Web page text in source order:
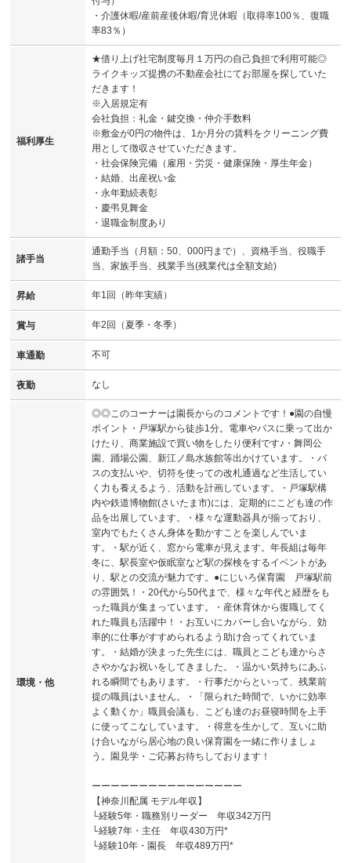
・介護休暇/産前産後休暇/育児休暇（取得率100％、復職
率83％）
福利厚生
★借り上げ社宅制度毎月１万円の自己負担で利用可能◎
ライクキッズ提携の不動産会社にてお部屋を探していた
だきます！
※入居規定有
会社負担：礼金・鍵交換・仲介手数料
※敷金が0円の物件は、1か月分の賃料をクリーニング費
用として徴収させていただきます。
・社会保険完備（雇用・労災・健康保険・厚生年金）
・結婚、出産祝い金
・永年勤続表彰
・慶弔見舞金
・退職金制度あり
諸手当
通勤手当（月額：50、000円まで）、資格手当、役職手
当、家族手当、残業手当(残業代は全額支給)
昇給 年1回（昨年実績）
賞与 年2回（夏季・冬季）
車通勤 不可
夜勤 なし
環境・他
◎◎このコーナーは園長からのコメントです！●園の自慢
ポイント・戸塚駅から徒歩1分。電車やバスに乗って出か
けたり、商業施設で買い物をしたり便利です♪・舞岡公
園、踊場公園、新江ノ島水族館等出かけています。・バ
スの支払いや、切符を使っての改札通過など生活してい
く力も養えるよう、活動を計画しています。・戸塚駅構
内や鉄道博物館(さいたま市)には、定期的にこども達の作
品を出展しています。・様々な運動器具が揃っており、
室内でもたくさん身体を動かすことを楽しんでいま
す。・駅が近く、窓から電車が見えます。年長組は毎年
冬に、駅長室や仮眠室など駅の探検をするイベントがあ
り、駅との交流が魅力です。●にじいろ保育園 戸塚駅前
の雰囲気！・20代から50代まで、様々な年代と経歴をも
った職員が集まっています。・産休育休から復職してく
れた職員も活躍中！・お互いにカバーし合いながら、効
率的に仕事がすすめられるよう助け合ってくれていま
す。・結婚が決まった先生には、職員とこども達からさ
さやかなお祝いをしてきました。・温かい気持ちにあふ
れる瞬間でもあります。・行事だからといって、残業前
提の職員はいません。・「限られた時間で、いかに効率
よく動くか」職員会議も、こども達のお昼寝時間を上手
に使ってこなしています。・得意を生かして、互いに助
け合いながら居心地の良い保育園を一緒に作りましょ
う。園見学・ご応募お待ちしております！
ーーーーーーーーーーーーーーーー
【神奈川配属 モデル年収】
└経験5年・職務別リーダー 年収342万円
└経験7年・主任 年収430万円*
└経験10年・園長 年収489万円*